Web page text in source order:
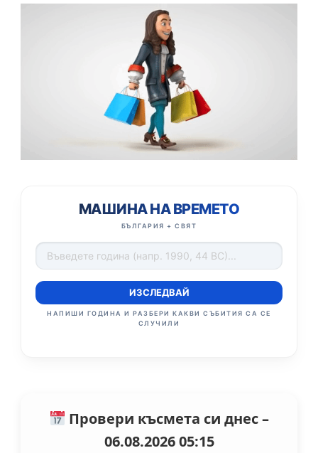
МАШИНА НА ВРЕМЕТО
БЪЛГАРИЯ + СВЯТ
ИЗСЛЕДВАЙ
НАПИШИ ГОДИНА И РАЗБЕРИ КАКВИ СЪБИТИЯ СА СЕ
СЛУЧИЛИ
Провери късмета си днес –
06.08.2026 05:15